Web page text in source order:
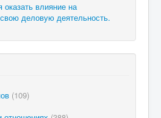
оказать влияние на
деловую деятельность.
(109)